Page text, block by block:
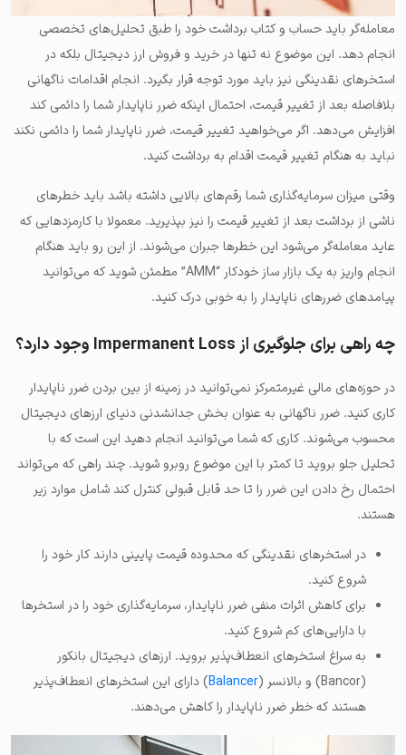
معامله‌گر باید حساب و کتاب برداشت خود را طبق تحلیل‌های تخصصی
انجام دهد. این موضوع نه تنها در خرید و فروش ارز دیجیتال بلکه در
استخرهای نقدینگی نیز باید مورد توجه قرار بگیرد. انجام اقدامات ناگهانی
بلافاصله بعد از تغییر قیمت، احتمال اینکه ضرر ناپایدار شما را دائمی کند
افزایش می‌دهد. اگر می‌خواهید تغییر قیمت، ضرر ناپایدار شما را دائمی نکند
نباید به هنگام تغییر قیمت اقدام به برداشت کنید.
وقتی میزان سرمایه‌گذاری شما رقم‌های بالایی داشته باشد باید خطرهای
ناشی از برداشت بعد از تغییر قیمت را نیز بپذیرید. معمولا با کارمزدهایی که
عاید معامله‌گر می‌شود این خطرها جبران می‌شوند. از این رو باید هنگام
انجام واریز به یک بازار ساز خودکار “AMM” مطمئن شوید که می‌توانید
پیامدهای ضررهای ناپایدار را به خوبی درک کنید.
چه راهی برای جلوگیری از Impermanent Loss وجود دارد؟
در حوزه‌های مالی غیرمتمرکز نمی‌توانید در زمینه از بین بردن ضرر ناپایدار
کاری کنید. ضرر ناگهانی به عنوان بخش جدانشدنی دنیای ارزهای دیجیتال
محسوب می‌شوند. کاری که شما می‌توانید انجام دهید این است که با
تحلیل جلو بروید تا کمتر با این موضوع روبرو شوید. چند راهی که می‌تواند
احتمال رخ دادن این ضرر را تا حد قابل قبولی کنترل کند شامل موارد زیر
هستند.
در استخرهای نقدینگی که محدوده قیمت پایینی دارند کار خود را
شروع کنید.
برای کاهش اثرات منفی ضرر ناپایدار، سرمایه‌گذاری خود را در استخرها
با دارایی‌های کم شروع کنید.
به سراغ استخرهای انعطاف‌پذیر بروید. ارزهای دیجیتال بانکور
(Bancor) و بالانسر (
Balancer) دارای این استخرهای انعطاف‌پذیر
هستند که خطر ضرر ناپایدار را کاهش می‌دهند.